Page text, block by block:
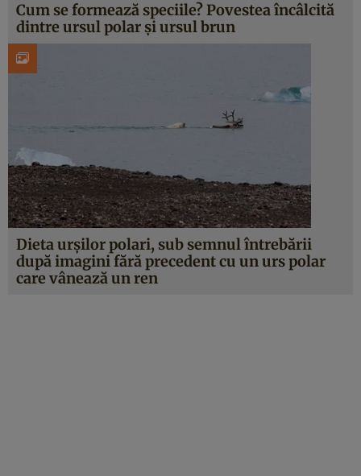
Cum se formează speciile? Povestea încâlcită
dintre ursul polar și ursul brun
Dieta urșilor polari, sub semnul întrebării
după imagini fără precedent cu un urs polar
care vânează un ren